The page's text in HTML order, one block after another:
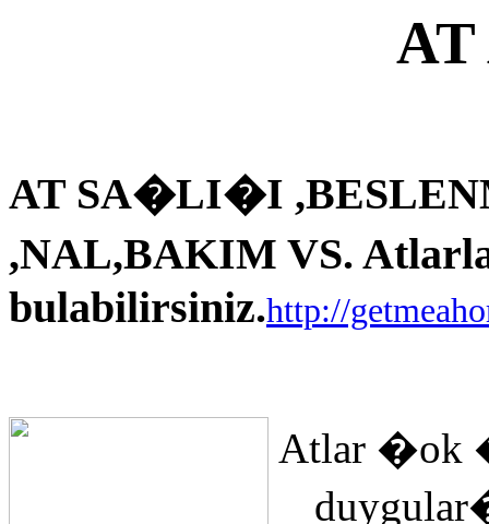
AT SA�LI�I
,NAL,BAKIM VS.
bulabilirsiniz.http://
Atlar �ok